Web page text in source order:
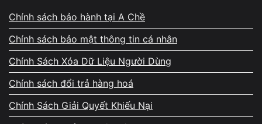
Bảo hành theo từng hạng mục
– hỗ trợ kiểm tra lại miễn phí
Mỗi phần sửa chữa đều có chính sách bảo
Chính sách bảo hành tại A Chề
Chính sách bảo mật thông tin cá nhân
Chính Sách Xóa Dữ Liệu Người Dùng
Chính sách đổi trả hàng hoá
Chính Sách Giải Quyết Khiếu Nại